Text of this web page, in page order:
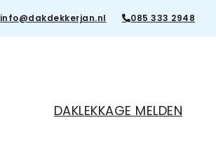
info@dakdekkerjan.nl 085 333 2948
DAKLEKKAGE MELDEN